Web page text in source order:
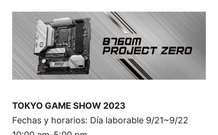
TOKYO GAME SHOW 2023
Fechas y horarios: Día laborable 9/21~9/22